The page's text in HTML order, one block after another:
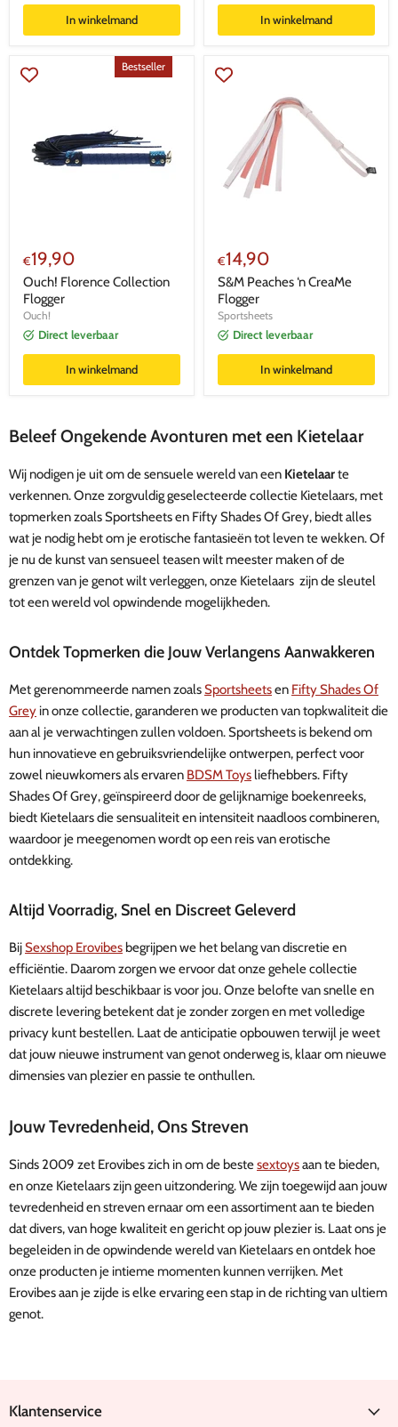
In winkelmand In winkelmand
Bestseller
€19,90
Ouch! Florence Collection
Flogger
Ouch!
Direct leverbaar
In winkelmand
€14,90
S&M Peaches ‘n CreaMe
Flogger
Sportsheets
Direct leverbaar
In winkelmand
Beleef Ongekende Avonturen met een Kietelaar
Wij nodigen je uit om de sensuele wereld van een Kietelaarte
verkennen. Onze zorgvuldig geselecteerde collectie Kietelaars, met
topmerken zoals Sportsheets en Fifty Shades Of Grey, biedt alles
wat je nodig hebt om je erotische fantasieën tot leven te wekken. Of
je nu de kunst van sensueel teasen wilt meester maken of de
grenzen van je genot wilt verleggen, onze Kietelaars zijn de sleutel
tot een wereld vol opwindende mogelijkheden.
Ontdek Topmerken die Jouw Verlangens Aanwakkeren
Met gerenommeerde namen zoalsSportsheetsen Fifty Shades Of
Grey in onze collectie, garanderen we producten van topkwaliteit die
aan al je verwachtingen zullen voldoen. Sportsheets is bekend om
hun innovatieve en gebruiksvriendelijke ontwerpen, perfect voor
zowel nieuwkomers als ervaren BDSM Toys liefhebbers. Fifty
Shades Of Grey, geïnspireerd door de gelijknamige boekenreeks,
biedt Kietelaars die sensualiteit en intensiteit naadloos combineren,
waardoor je meegenomen wordt op een reis van erotische
ontdekking.
Altijd Voorradig, Snel en Discreet Geleverd
BijSexshop Erovibes begrijpen we het belang van discretie en
efficiëntie. Daarom zorgen we ervoor dat onze gehele collectie
Kietelaars altijd beschikbaar is voor jou. Onze belofte van snelle en
discrete levering betekent dat je zonder zorgen en met volledige
privacy kunt bestellen. Laat de anticipatie opbouwen terwijl je weet
dat jouw nieuwe instrument van genot onderweg is, klaar om nieuwe
dimensies van plezier en passie te onthullen.
Jouw Tevredenheid, Ons Streven
Sinds 2009 zet Erovibes zich in om de bestesextoysaan te bieden,
en onze Kietelaars zijn geen uitzondering. We zijn toegewijd aan jouw
tevredenheid en streven ernaar om een assortiment aan te bieden
dat divers, van hoge kwaliteit en gericht op jouw plezier is. Laat ons je
begeleiden in de opwindende wereld van Kietelaars en ontdek hoe
onze producten je intieme momenten kunnen verrijken. Met
Erovibes aan je zijde is elke ervaring een stap in de richting van ultiem
genot.
Klantenservice